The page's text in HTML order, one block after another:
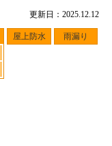
更新日：2025.12.12
屋上防水 雨漏り